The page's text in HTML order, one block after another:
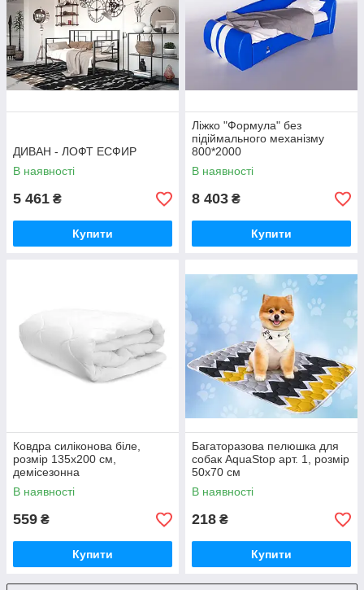
ДИВАН - ЛОФТ ЕСФИР
В наявності
5 461 ₴
Купити
Ліжко "Формула" без
підіймального механізму
800*2000
В наявності
8 403 ₴
Купити
Ковдра силіконова біле,
розмір 135х200 см,
демісезонна
В наявності
559 ₴
Купити
Багаторазова пелюшка для
собак AquaStop арт. 1, розмір
50х70 см
В наявності
218 ₴
Купити